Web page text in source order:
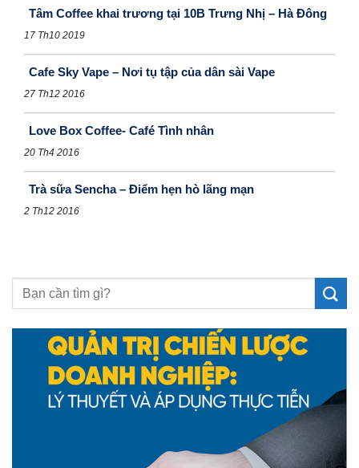
Tâm Coffee khai trương tại 10B Trưng Nhị – Hà Đông
17 Th10 2019
Cafe Sky Vape – Nơi tụ tập của dân sài Vape
27 Th12 2016
Love Box Coffee- Café Tình nhân
20 Th4 2016
Trà sữa Sencha – Điểm hẹn hò lãng mạn
2 Th12 2016